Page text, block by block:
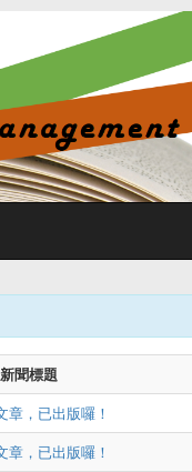
新聞標題
，已出版囉！
，已出版囉！